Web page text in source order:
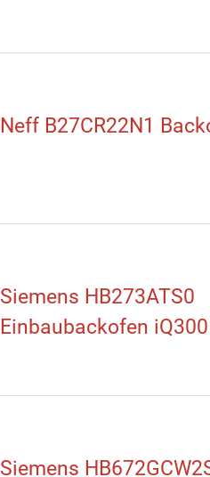
Neff B27CR22N1
Siemens HB273ATS0
Einbaubackofen iQ300
Siemens